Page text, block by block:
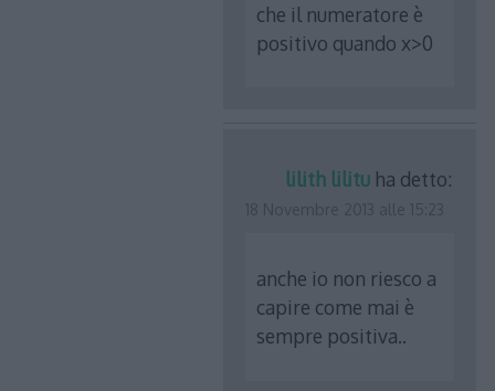
che il numeratore è
positivo quando x>0
lilith lilitu ha detto:
anche io non riesco a
capire come mai è
sempre positiva..